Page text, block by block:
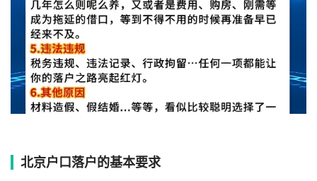
北京户口落户的基本要求